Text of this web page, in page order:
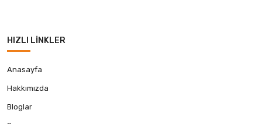
HIZLI LINKLER
Anasayfa
Hakkımızda
Bloglar